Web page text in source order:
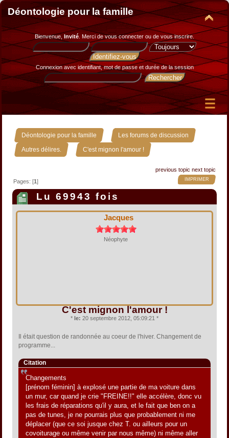
Déontologie pour la famille
Bienvenue, Invité. Merci devous connecter ou de vous inscrire.
Connexion avec identifiant, mot de passe et durée de la session
Déontologie pour la famille » Les forums de discussion »
Autres délires. » C'est mignon l'amour !
previous topic next topic
IMPRIMER
Pages: [1]
Lu 69943 fois
Jacques
Néophyte
C'est mignon l'amour !
* le: 20 septembre 2012, 05:09:21 *
Il était question de randonnée au coeur de l'hiver. Changement de
programme...
Citation
Changements
[prénom féminin] à explosé une partie de ma voiture dans
un mur, car quand je crie "FREINE!!" elle accélère, donc vu
les frais de réparations qu'il y aura, et le fait que ben on a
pas de tunes, je ne pourrais plus que probablement ni me
déplacer (que ce soi jusque chez T. ou ailleurs pour un
covoiturage ou même venir par nous même) ni même aller